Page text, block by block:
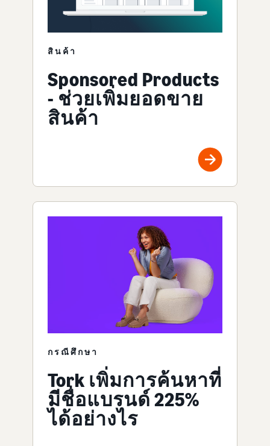
สินค้า
Sponsored Products
- ช่วยเพิ่มยอดขาย
สินค้า
กรณีศึกษา
Tork เพิ่มการค้นหาที่
มีชื่อแบรนด์ 225%
ได้อย่างไร